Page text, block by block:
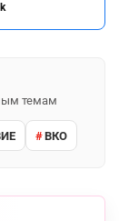
темам
ВКО